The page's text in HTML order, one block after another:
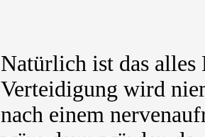
Natürlich ist das alles
Verteidigung wird
nach einem